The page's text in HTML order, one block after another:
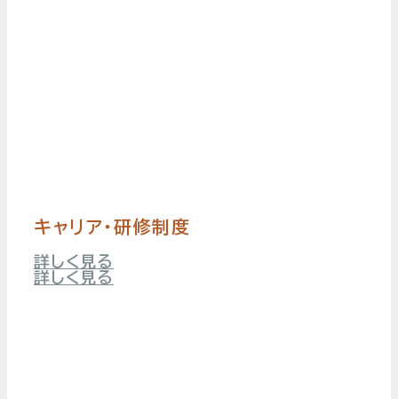
キャリア・研修制度
詳しく見る
詳しく見る